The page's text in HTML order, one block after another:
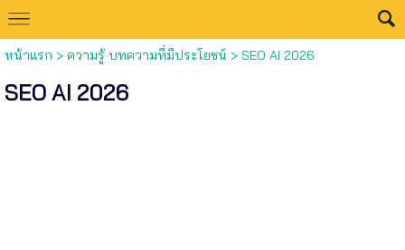
หน้าแรก > ความรู้ บทความที่มีประโยชน์ > SEO AI 2026
SEO AI 2026